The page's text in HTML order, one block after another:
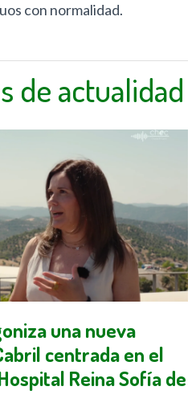
con normalidad.
de actualidad
una nueva
centrada en el
Reina Sofía de